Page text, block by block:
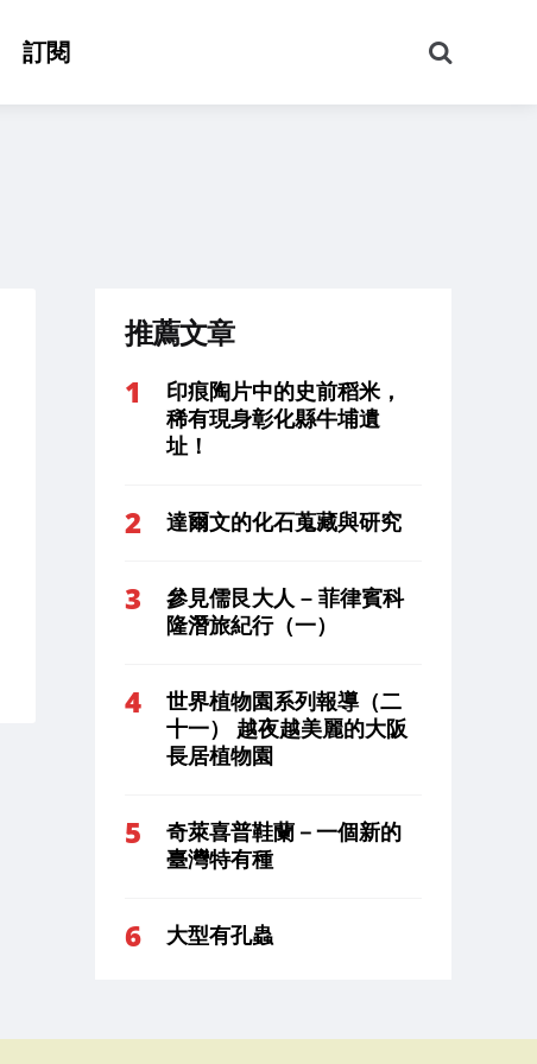
訂閱
尋
推薦文章
印痕陶片中的史前稻米，
稀有現身彰化縣牛埔遺
址！
達爾文的化石蒐藏與研究
參見儒艮大人 – 菲律賓科
隆潛旅紀行（一）
世界植物園系列報導（二
十一） 越夜越美麗的大阪
長居植物園
奇萊喜普鞋蘭－一個新的
臺灣特有種
大型有孔蟲